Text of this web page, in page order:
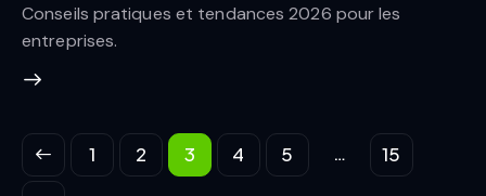
Conseils pratiques et tendances 2026 pour les
entreprises.
1 2 3 4 5 … 15